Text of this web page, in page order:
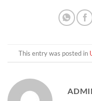
This entry was posted in